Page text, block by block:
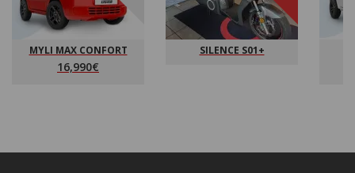
MYLI MAX CONFORT
16,990€
SILENCE S01+